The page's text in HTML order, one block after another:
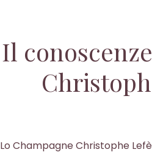
Il
Lo Champagne Christophe